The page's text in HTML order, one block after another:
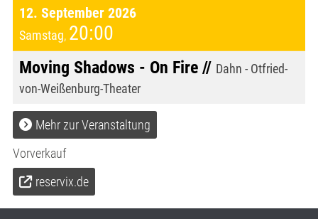
12. September 2026
Samstag, 20:00
Moving Shadows - On Fire // Dahn - Otfried-
von-Weißenburg-Theater
Mehr zur Veranstaltung
Vorverkauf
reservix.de